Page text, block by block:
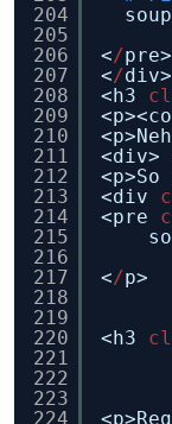
204
205
206
207
208
209
210
211
212
213
214
215
216
217
218
219
220
221
222
223
224
</pre>
</div>
<h3
<div>
<div
<pre
</p>
<h3